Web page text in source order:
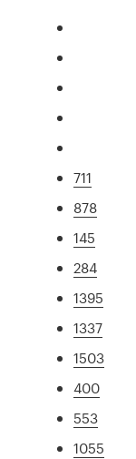
711
878
145
284
1395
1337
1503
400
553
1055